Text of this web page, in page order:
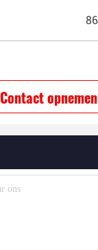
Contact opnemen